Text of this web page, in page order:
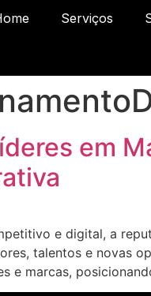
Serviços
em
e digital, a
talentos e novas
e marcas,